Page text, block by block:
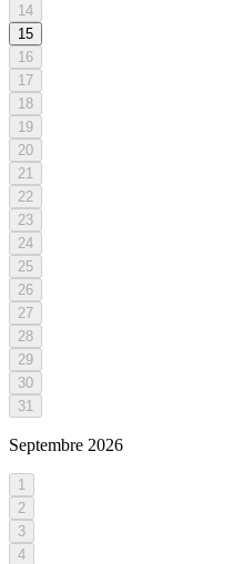
14
15
16
17
18
19
20
21
22
23
24
25
26
27
28
29
30
31
Septembre 2026
1
2
3
4